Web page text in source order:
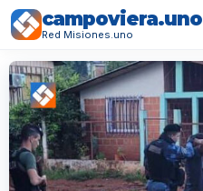
campoviera.uno
Red Misiones.uno